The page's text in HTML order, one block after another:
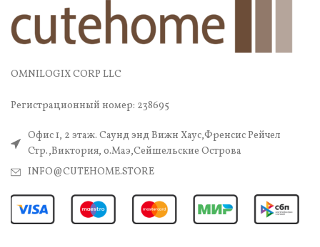
OMNILOGIX CORP LLC
Регистрационный номер: 238695
Офис 1, 2 этаж. Саунд энд Вижн Хаус,Френсис Рейчел
Стр.,Виктория, о.Маэ,Сейшельские Острова
INFO@CUTEHOME.STORE